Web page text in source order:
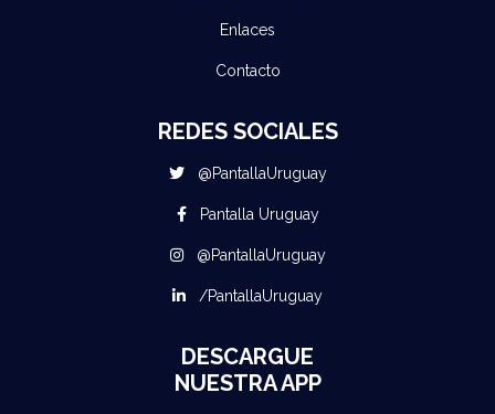
Enlaces
Contacto
REDES SOCIALES
@PantallaUruguay
Pantalla Uruguay
@PantallaUruguay
/PantallaUruguay
DESCARGUE
NUESTRA APP